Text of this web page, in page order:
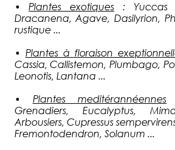
•Plantes exotiques : Yuccas
Dracanena, Agave, Dasilyrion,
rustique ...
• Plantes à floraison
Cassia, Callistemon, Plumbago,
Leonotis, Lantana ...
• Plantes meditérannéennes:
Grenadiers, Eucalyptus,
Arbousiers, Cupressus
Fremontodendron, Solanum ...